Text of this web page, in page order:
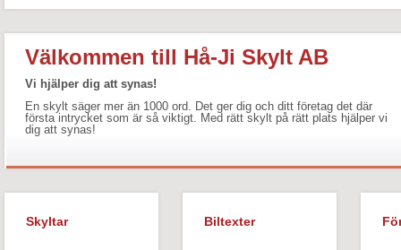
Välkommen till Hå-Ji Skylt AB
Vi hjälper dig att synas!
En skylt säger mer än 1000 ord. Det ger dig och ditt företag det där
första intrycket som är så viktigt. Med rätt skylt på rätt plats hjälper vi
dig att synas!
Skyltar Biltexter